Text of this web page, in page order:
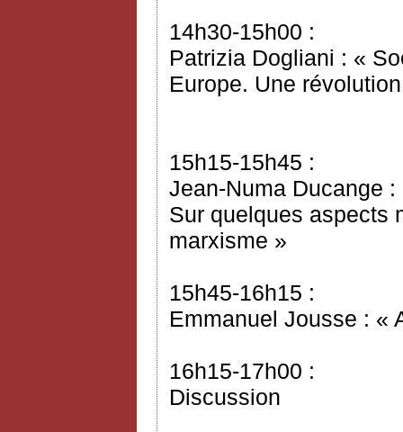
14h30-15h00 :
Patrizia Dogliani : «
Europe. Une
15h15-15h45 :
Jean-Numa Ducange
Sur quelques aspects
marxisme »
15h45-16h15 :
Emmanuel Jousse : «
16h15-17h00 :
Discussion